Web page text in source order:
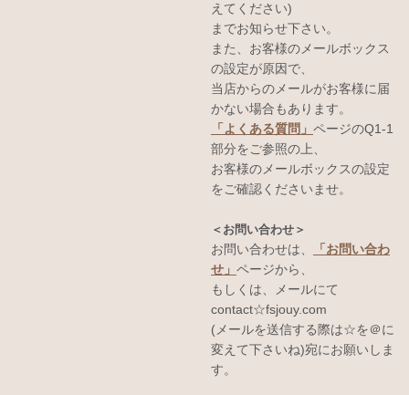
えてください)
までお知らせ下さい。
また、お客様のメールボックス
の設定が原因で、
当店からのメールがお客様に届
かない場合もあります。
「よくある質問」 ページのQ1-1
部分をご参照の上、
お客様のメールボックスの設定
をご確認くださいませ。
＜お問い合わせ＞
お問い合わせは、
「お問い合わ
せ」 ページから、
もしくは、メールにて
contact☆fsjouy.com
(メールを送信する際は☆を＠に
変えて下さいね)宛にお願いしま
す。